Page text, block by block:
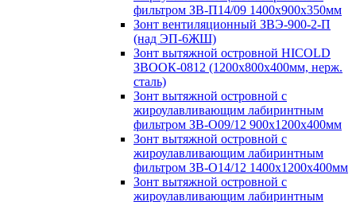
фильтром ЗВ-П14/09 1400х900х350мм
Зонт вентиляционный ЗВЭ-900-2-П
(над ЭП-6ЖШ)
Зонт вытяжной островной HICOLD
ЗВООК-0812 (1200х800x400мм, нерж.
сталь)
Зонт вытяжной островной с
жироулавливающим лабиринтным
фильтром ЗВ-О09/12 900х1200х400мм
Зонт вытяжной островной с
жироулавливающим лабиринтным
фильтром ЗВ-О14/12 1400х1200х400мм
Зонт вытяжной островной с
жироулавливающим лабиринтным